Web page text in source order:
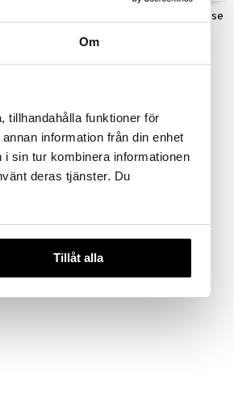
Om
tillhandahålla funktioner för
information från din enhet
sin tur kombinera informationen
deras tjänster. Du
Tillåt alla
Urtekram Soft Wild Rose
URTEKRAM
fr.69 kr
Soft Wild Rose
eko